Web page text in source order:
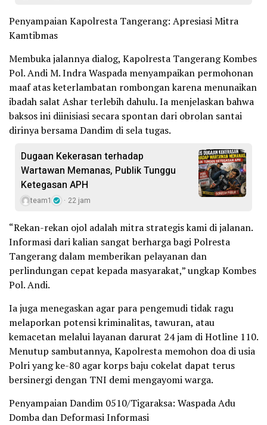
Penyampaian Kapolresta Tangerang: Apresiasi Mitra
Kamtibmas
Membuka jalannya dialog, Kapolresta Tangerang Kombes
Pol. Andi M. Indra Waspada menyampaikan permohonan
maaf atas keterlambatan rombongan karena menunaikan
ibadah salat Ashar terlebih dahulu. Ia menjelaskan bahwa
baksos ini diinisiasi secara spontan dari obrolan santai
dirinya bersama Dandim di sela tugas.
Dugaan Kekerasan terhadap
Wartawan Memanas, Publik Tunggu
Ketegasan APH
team1 22 jam
“Rekan-rekan ojol adalah mitra strategis kami di jalanan.
Informasi dari kalian sangat berharga bagi Polresta
Tangerang dalam memberikan pelayanan dan
perlindungan cepat kepada masyarakat,” ungkap Kombes
Pol. Andi.
Ia juga menegaskan agar para pengemudi tidak ragu
melaporkan potensi kriminalitas, tawuran, atau
kemacetan melalui layanan darurat 24 jam di Hotline 110.
Menutup sambutannya, Kapolresta memohon doa di usia
Polri yang ke-80 agar korps baju cokelat dapat terus
bersinergi dengan TNI demi mengayomi warga.
Penyampaian Dandim 0510/Tigaraksa: Waspada Adu
Domba dan Deformasi Informasi